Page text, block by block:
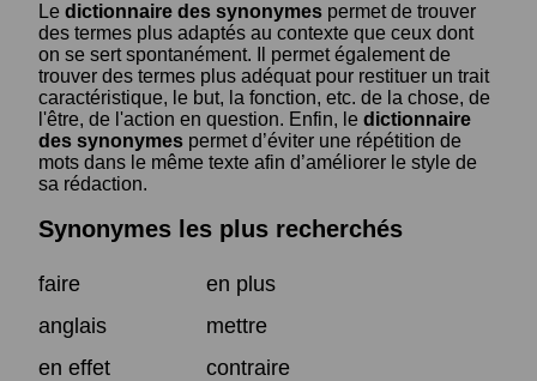
Le dictionnaire des synonymes permet de trouver
des termes plus adaptés au contexte que ceux dont
on se sert spontanément. Il permet également de
trouver des termes plus adéquat pour restituer un trait
caractéristique, le but, la fonction, etc. de la chose, de
l'être, de l'action en question. Enfin, le dictionnaire
des synonymes permet d’éviter une répétition de
mots dans le même texte afin d’améliorer le style de
sa rédaction.
Synonymes les plus recherchés
faire
en plus
anglais
mettre
en effet
contraire